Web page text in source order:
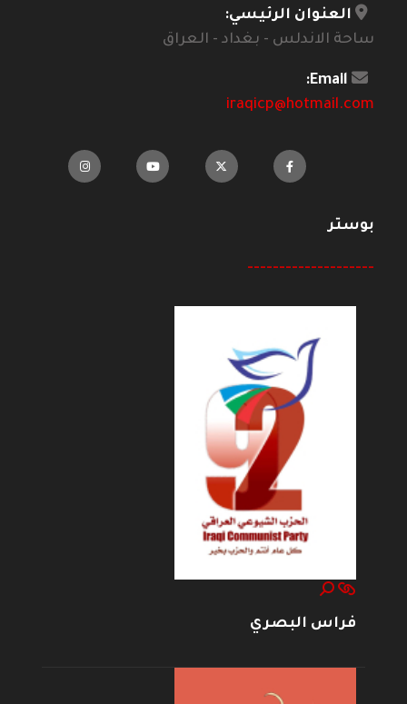
العنوان الرئيسي:
ساحة الاندلس - بغداد - العراق
Email:
iraqicp@hotmail.com
بوستر
--------------------
فراس البصري